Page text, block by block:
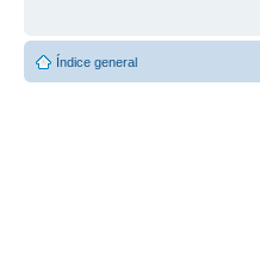
Índice general